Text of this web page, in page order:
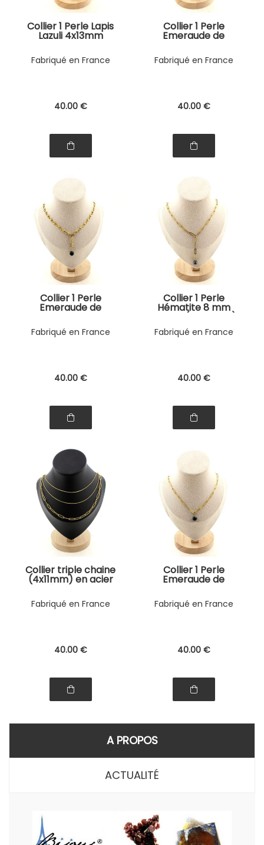
Collier 1 Perle Lapis
Lazuli 4x13mm
chaine (1 & 2x5mm)
en acier doré
Fabriqué en France
40.00 €
Collier 1 Perle
Emeraude de
chaine (4x11mm) en
acier doré
Fabriqué en France
40.00 €
Collier 1 Perle
Emeraude de
chaine (5,5x7mm)
en acier doré
Fabriqué en France
40.00 €
Collier 1 Perle
Hématite 8 mm
chaine (3,5x11mm)
en acier doré
inoxydable.
Fabriqué en France
40.00 €
Collier triple chaine
(4x11mm) en acier
doré inoxydable.
Fabriqué en France
40.00 €
Collier 1 Perle
Emeraude de
chaine (3,5x11mm)
en acier doré
Fabriqué en France
40.00 €
A PROPOS
ACTUALITÉ